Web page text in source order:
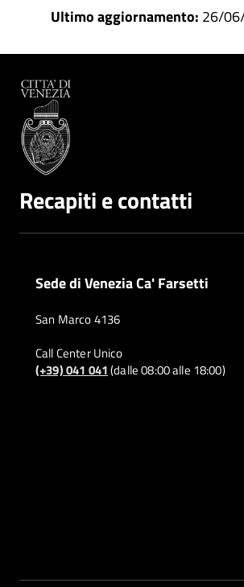
Ultimo aggiornamento: 26/
Recapiti e contatti
Sede di Venezia Ca' Farsetti
San Marco 4136
Call Center Unico
(+39) 041 041(dalle 08:00 alle 18:00)